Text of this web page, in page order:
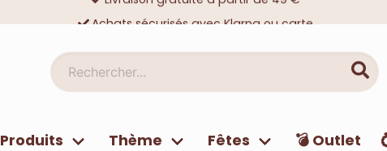
Achats sécurisés avec Klarna ou carte
Rechercher...
Produits Thème Fêtes 💣 Outlet